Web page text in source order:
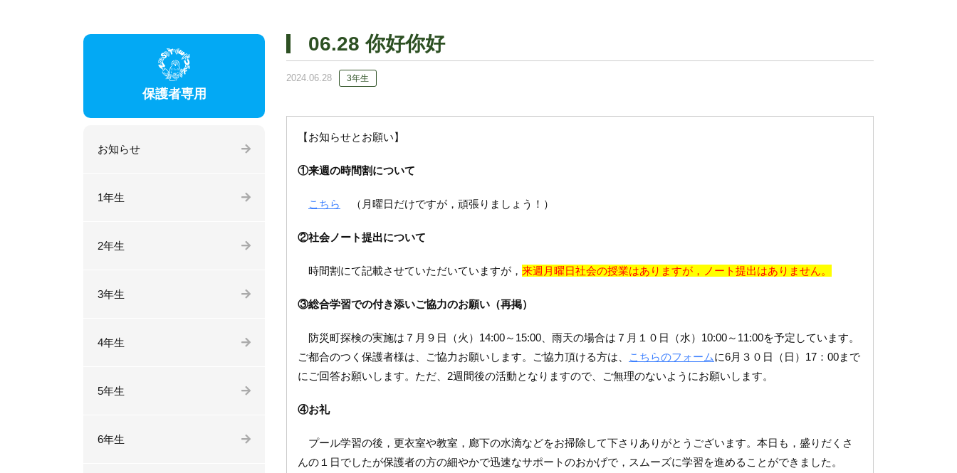
06.28 你好你好
2024.06.28 3年生
【お知らせとお願い】
①来週の時間割について
こちら （月曜日だけですが，頑張りましょう！）
②社会ノート提出について
時間割にて記載させていただいていますが， 来週月曜日社会の授業はありますが，ノート提出はありません。
③総合学習での付き添いご協力のお願い（再掲）
防災町探検の実施は７月９日（火）14:00～15:00、雨天の場合は７月１０日（水）10:00～11:00を予定しています。
ご都合のつく保護者様は、ご協力お願いします。ご協力頂ける方は、
こちらのフォームに6月３０日（日）17：00まで
にご回答お願いします。ただ、2週間後の活動となりますので、ご無理のないようにお願いします。
④お礼
プール学習の後，更衣室や教室，廊下の水滴などをお掃除して下さりありがとうございます。本日も，盛りだくさ
んの１日でしたが保護者の方の細やかで迅速なサポートのおかげで，スムーズに学習を進めることができました。
保護者専用
お知らせ
1年生
2年生
3年生
4年生
5年生
6年生